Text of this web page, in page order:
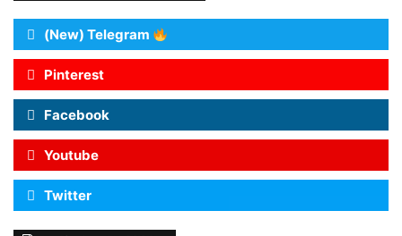
(New) Telegram
Pinterest
Facebook
Youtube
Twitter